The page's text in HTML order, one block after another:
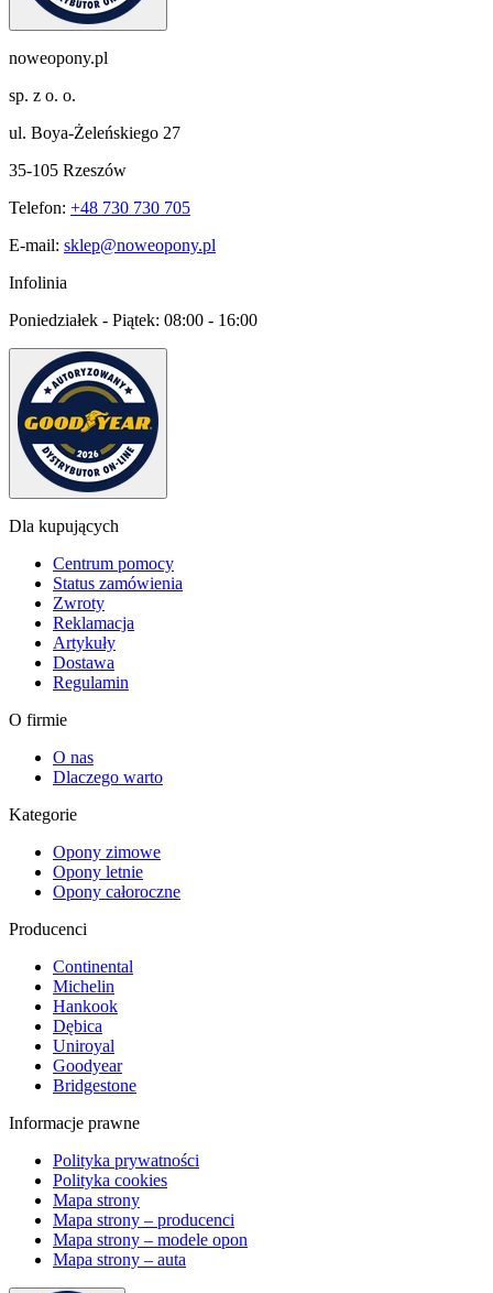
noweopony.pl
sp. z o. o.
ul. Boya-Żeleńskiego 27
35-105 Rzeszów
Telefon: +48 730 730 705
E-mail: sklep@noweopony.pl
Infolinia
Poniedziałek - Piątek: 08:00 - 16:00
Dla kupujących
Centrum pomocy
Status zamówienia
Zwroty
Reklamacja
Artykuły
Dostawa
Regulamin
O firmie
O nas
Dlaczego warto
Kategorie
Opony zimowe
Opony letnie
Opony całoroczne
Producenci
Continental
Michelin
Hankook
Dębica
Uniroyal
Goodyear
Bridgestone
Informacje prawne
Polityka prywatności
Polityka cookies
Mapa strony
Mapa strony – producenci
Mapa strony – modele opon
Mapa strony – auta